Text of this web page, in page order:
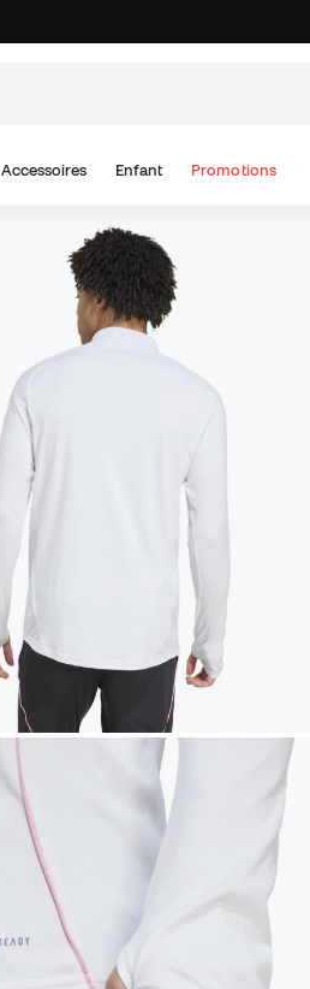
Accessoires Enfant Promotions